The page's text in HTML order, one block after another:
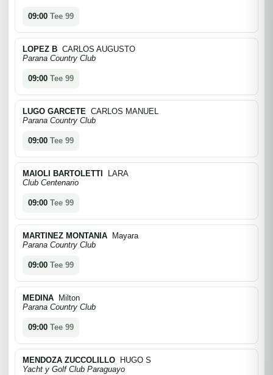
09:00 Tee 99
LOPEZ B CARLOS AUGUSTO
Parana Country Club
09:00 Tee 99
LUGO GARCETE CARLOS MANUEL
Parana Country Club
09:00 Tee 99
MAIOLI BARTOLETTI
LARA
Club Centenario
09:00 Tee 99
MARTINEZ MONTANIA Mayara
Parana Country Club
09:00 Tee 99
MEDINA Milton
Parana Country Club
09:00 Tee 99
MENDOZA ZUCCOLILLO HUGO S
Yacht y Golf Club Paraguayo